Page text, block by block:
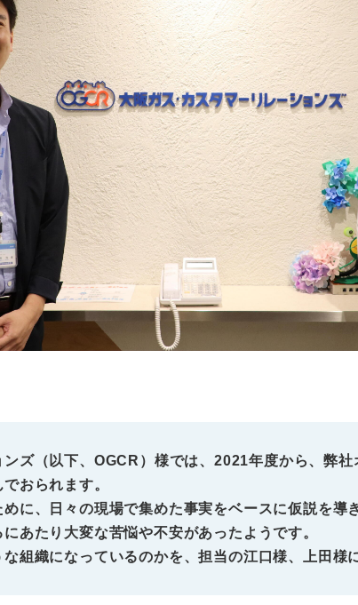
ズ（以下、OGCR）様では、2021年度から、弊
おられます。
めに、日々の現場で集めた事実をベースに仮説を導
あたり大変な苦悩や不安があったようです。
組織になっているのかを、担当の江口様、上田様